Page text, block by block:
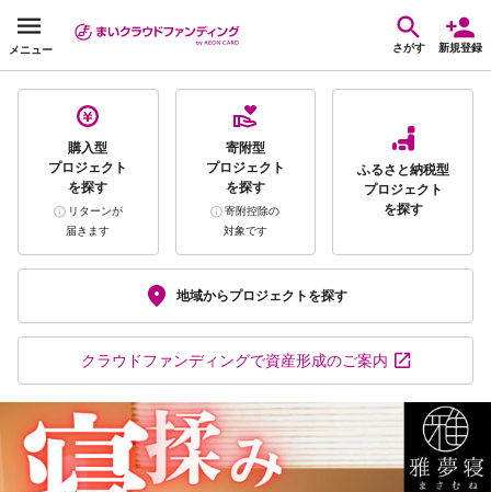
メニュー さがす 新規登録
購入型
プロジェクト
を探す
リターンが
届きます
寄附型
プロジェクト
を探す
寄附控除の
対象です
ふるさと納税型
プロジェクト
を探す
地域からプロジェクトを探す
クラウドファンディングで資産形成のご案内